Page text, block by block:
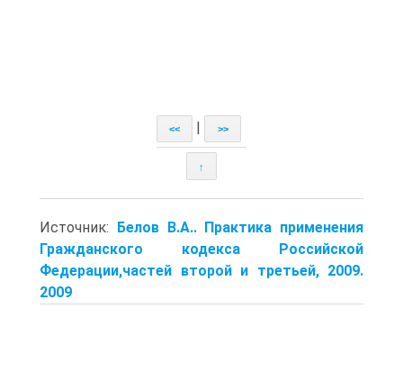
<< >>
↑
Источник: Белов В.А.. Практика применения
Гражданского кодекса Российской
Федерации,частей второй и третьей, 2009.
2009